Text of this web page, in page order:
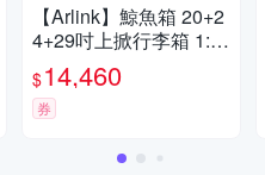
【Arlink】鯨魚箱 20+2
4+29吋上掀行李箱 1:9
+37 雙開行李箱(五輪行
李箱/行李箱組/側開行
李箱/行李袋)
$14,460
券